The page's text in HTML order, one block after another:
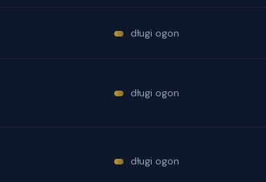
długi ogon
długi ogon
długi ogon